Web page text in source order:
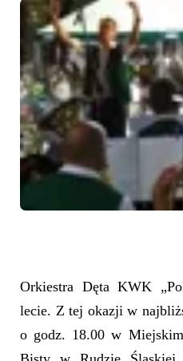
Orkiestra Dęta KWK
lecie. Z tej okazji w
o godz. 18.00 w